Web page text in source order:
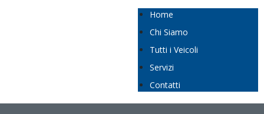
Home
Chi Siamo
Tutti i Veicoli
Servizi
Contatti